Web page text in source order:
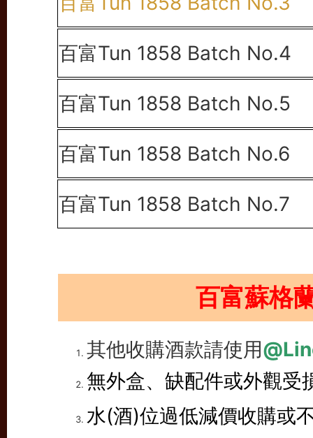
百富Tun 1858 Batch No.4
百富Tun 1858 Batch No.5
百富Tun 1858 Batch No.6
百富Tun 1858 Batch No.7
百富蘇格
其他收購酒款請使用
無外盒、缺配件或外觀受
水(酒)位過低減價收購或